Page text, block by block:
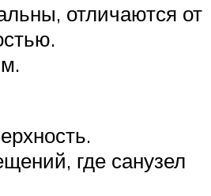
отличаются от
где санузел